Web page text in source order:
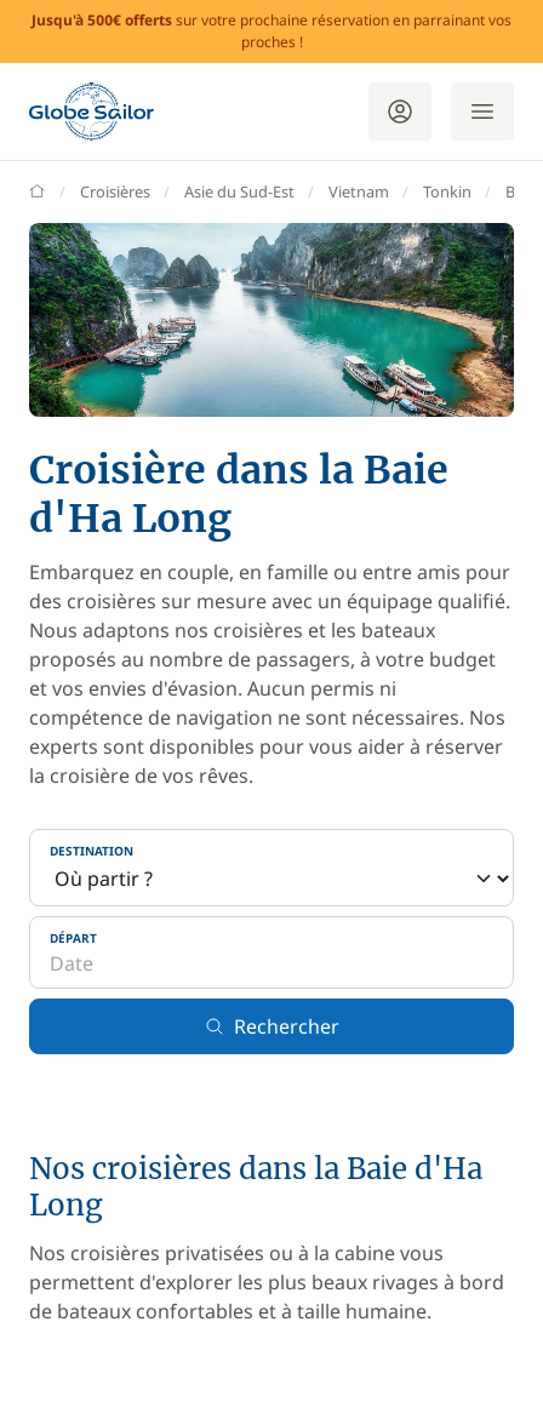
Jusqu'à 500€ offertssur votre prochaine réservation en parrainant vos
proches !
GlobeSailor
Croisières Asie du Sud-Est Vietnam Tonkin Baie
Croisière dans la Baie
d'Ha Long
Embarquez en couple, en famille ou entre amis pour
des croisières sur mesure avec un équipage qualifié.
Nous adaptons nos croisières et les bateaux
proposés au nombre de passagers, à votre budget
et vos envies d'évasion. Aucun permis ni
compétence de navigation ne sont nécessaires. Nos
experts sont disponibles pour vous aider à réserver
la croisière de vos rêves.
DESTINATION
DÉPART
Rechercher
Nos croisières dans la Baie d'Ha
Long
Nos croisières privatisées ou à la cabine vous
permettent d'explorer les plus beaux rivages à bord
de bateaux confortables et à taille humaine.